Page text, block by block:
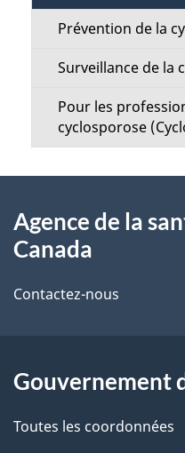
g
e
Prévention de la
Surveillance de la
Pour les
cyclosporose
propos
de
ce
Agence de la
Canada
Contactez-nous
Gouvernement
Toutes les coordonnées